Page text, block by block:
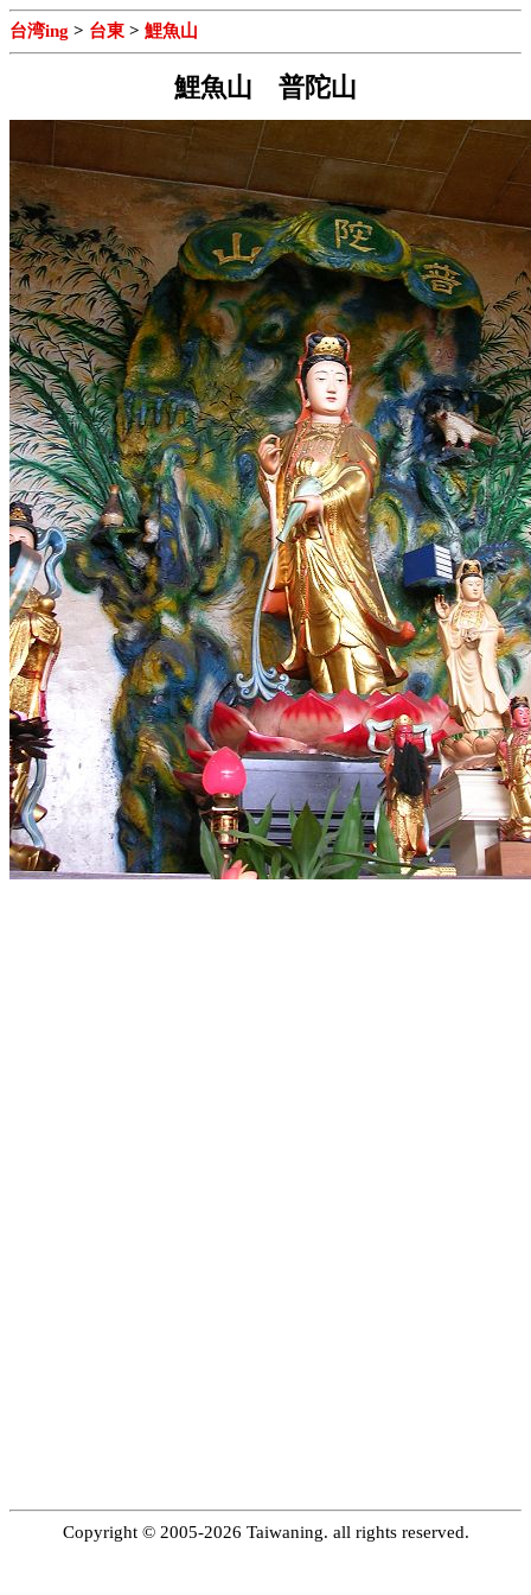
台湾ing > 台東 > 鯉魚山
鯉魚山 普陀山
Copyright © 2005-2026 Taiwaning. all rights reserved.